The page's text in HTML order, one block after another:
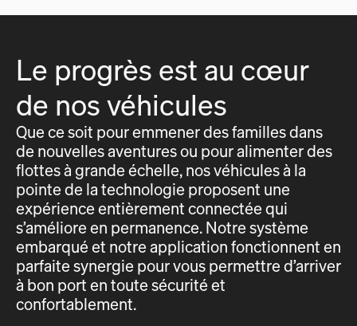
Le progrès est au cœur
de nos véhicules
Que ce soit pour emmener des familles dans
de nouvelles aventures ou pour alimenter des
flottes à grande échelle, nos véhicules à la
pointe de la technologie proposent une
expérience entièrement connectée qui
s’améliore en permanence. Notre système
embarqué et notre application fonctionnent en
parfaite synergie pour vous permettre d’arriver
à bon port en toute sécurité et
confortablement.